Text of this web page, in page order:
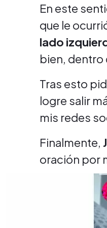
En este
que le
lado
bien, dentro
Tras esto
logre salir
mis redes
Finalmente,
oración por